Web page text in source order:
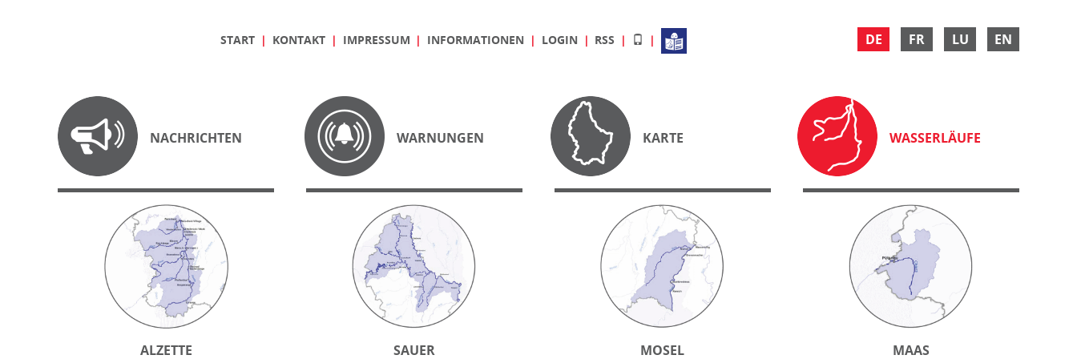
DE FR LU EN
START KONTAKT IMPRESSUM INFORMATIONEN LOGIN RSS
NACHRICHTEN WARNUNGEN KARTE WASSERLÄUFE
ALZETTE SAUER MOSEL MAAS